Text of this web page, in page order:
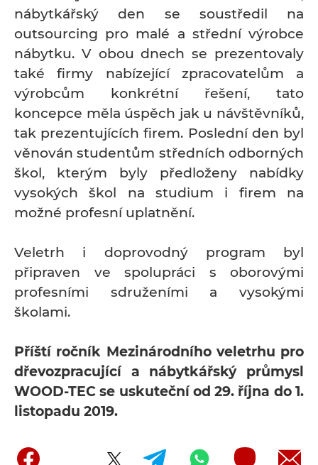
nábytkářský den se soustředil na
outsourcing pro malé a střední výrobce
nábytku. V obou dnech se prezentovaly
také firmy nabízející zpracovatelům a
výrobcům konkrétní řešení, tato
koncepce měla úspěch jak u návštěvníků,
tak prezentujících firem. Poslední den byl
věnován studentům středních odborných
škol, kterým byly předloženy nabídky
vysokých škol na studium i firem na
možné profesní uplatnění.
Veletrh i doprovodný program byl
připraven ve spolupráci s oborovými
profesními sdruženími a vysokými
školami.
Příští ročník Mezinárodního veletrhu pro
dřevozpracující a nábytkářský průmysl
WOOD-TEC se uskuteční od 29. října do 1.
listopadu 2019.